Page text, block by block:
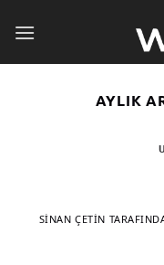
atla
AYLIK
SINAN ÇETIN